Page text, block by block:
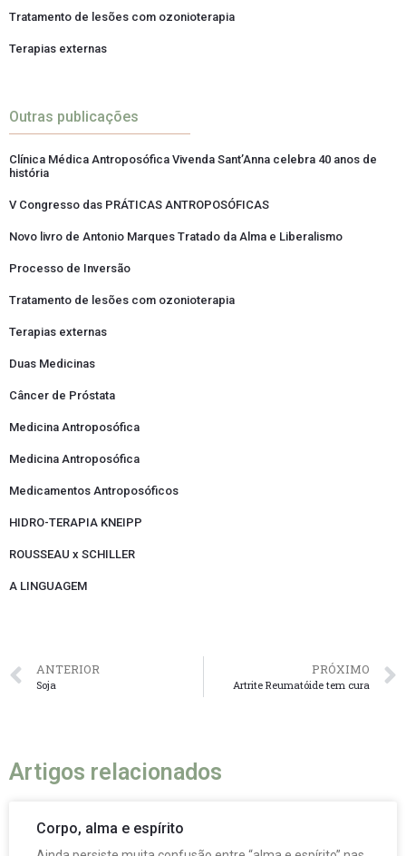
Tratamento de lesões com ozonioterapia
Terapias externas
Outras publicações
Clínica Médica Antroposófica Vivenda Sant’Anna celebra 40 anos de
história
V Congresso das PRÁTICAS ANTROPOSÓFICAS
Novo livro de Antonio Marques Tratado da Alma e Liberalismo
Processo de Inversão
Tratamento de lesões com ozonioterapia
Terapias externas
Duas Medicinas
Câncer de Próstata
Medicina Antroposófica
Medicina Antroposófica
Medicamentos Antroposóficos
HIDRO-TERAPIA KNEIPP
ROUSSEAU x SCHILLER
A LINGUAGEM
ANTERIOR
Soja
PRÓXIMO
Artrite Reumatóide tem cura
Artigos relacionados
Corpo, alma e espírito